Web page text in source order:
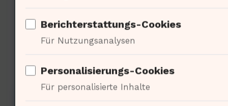
Politische Dimensionen des
Berichterstattungs-Cookies
Für Nutzungsanalysen
Personalisierungs-Cookies
Für personalisierte Inhalte